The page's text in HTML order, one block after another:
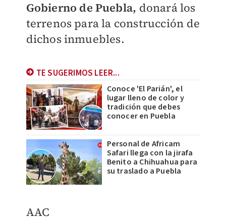
Gobierno de Puebla, donará los
terrenos para la construcción de
dichos inmuebles.
TE SUGERIMOS LEER...
Conoce 'El Parián', el
lugar lleno de color y
tradición que debes
conocer en Puebla
Personal de Africam
Safari llega con la jirafa
Benito a Chihuahua para
su traslado a Puebla
AAC